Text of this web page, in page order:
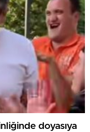
doyasıya